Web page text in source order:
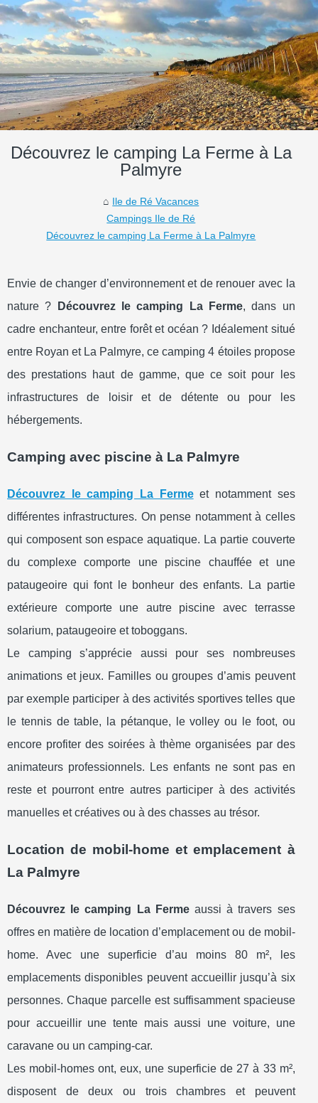
Découvrez le camping La Ferme à La
Palmyre
Ile de Ré Vacances
Campings Ile de Ré
Découvrez le camping La Ferme à La Palmyre
Envie de changer d’environnement et de renouer avec la
nature ?
Découvrez le camping La Ferme, dans un
cadre enchanteur, entre forêt et océan ? Idéalement situé
entre Royan et La Palmyre, ce camping 4 étoiles propose
des prestations haut de gamme, que ce soit pour les
infrastructures de loisir et de détente ou pour les
hébergements.
Camping avec piscine à La Palmyre
Découvrez le camping La Fermeet notamment ses
différentes infrastructures. On pense notamment à celles
qui composent son espace aquatique. La partie couverte
du complexe comporte une piscine chauffée et une
pataugeoire qui font le bonheur des enfants. La partie
extérieure comporte une autre piscine avec terrasse
solarium, pataugeoire et toboggans.
Le camping s’apprécie aussi pour ses nombreuses
animations et jeux. Familles ou groupes d’amis peuvent
par exemple participer à des activités sportives telles que
le tennis de table, la pétanque, le volley ou le foot, ou
encore profiter des soirées à thème organisées par des
animateurs professionnels. Les enfants ne sont pas en
reste et pourront entre autres participer à des activités
manuelles et créatives ou à des chasses au trésor.
Location de mobil-home et emplacement à
La Palmyre
Découvrez le camping La Fermeaussi à travers ses
offres en matière de location d’emplacement ou de mobil-
home. Avec une superficie d’au moins 80 m², les
emplacements disponibles peuvent accueillir jusqu’à six
personnes. Chaque parcelle est suffisamment spacieuse
pour accueillir une tente mais aussi une voiture, une
caravane ou un camping-car.
Les mobil-homes ont, eux, une superficie de 27 à 33 m²,
disposent de deux ou trois chambres et peuvent